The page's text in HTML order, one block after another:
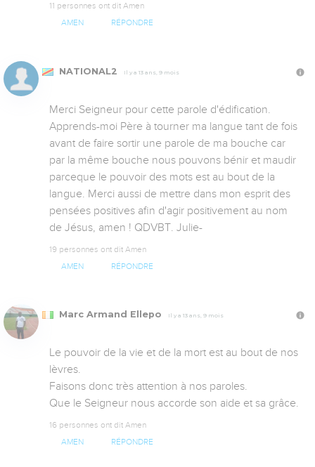
11 personnes ont dit Amen
AMEN RÉPONDRE
NATIONAL2 Il y a 13 ans, 9 mois
Merci Seigneur pour cette parole d'édification.
Apprends-moi Père à tourner ma langue tant de fois
avant de faire sortir une parole de ma bouche car
par la même bouche nous pouvons bénir et maudir
parceque le pouvoir des mots est au bout de la
langue. Merci aussi de mettre dans mon esprit des
pensées positives afin d'agir positivement au nom
de Jésus, amen ! QDVBT. Julie-
19 personnes ont dit Amen
AMEN RÉPONDRE
Marc Armand Ellepo Il y a 13 ans, 9 mois
Le pouvoir de la vie et de la mort est au bout de nos
lèvres.
Faisons donc très attention à nos paroles.
Que le Seigneur nous accorde son aide et sa grâce.
16 personnes ont dit Amen
AMEN RÉPONDRE